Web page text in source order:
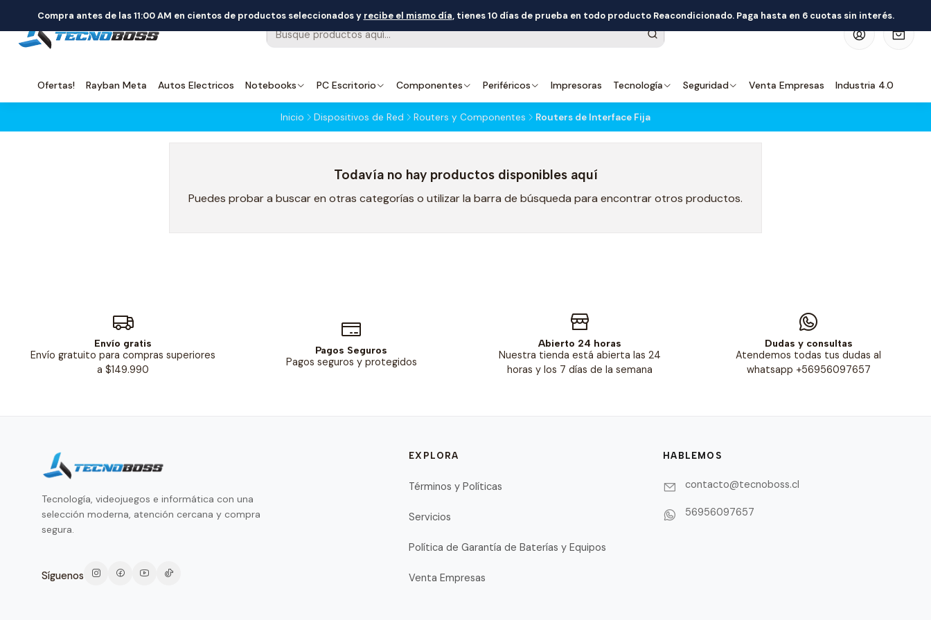
Ofertas! Rayban Meta Autos Electricos Notebooks PC Escritorio Componentes Periféricos Impresoras Tecnología Seguridad Venta Empresas Industria 4.0
Compra antes de las 11:00 AM en cientos de productos seleccionados y recibe el mismo día, tienes 10 días de prueba en todo producto Reacondicionado. Paga hasta en 6 cuotas sin interés.
Inicio Dispositivos de Red Routers y Componentes Routers de Interface Fija
Todavía no hay productos disponibles aquí
Puedes probar a buscar en otras categorías o utilizar la barra de búsqueda para encontrar otros productos.
Envío gratis
Envío gratuito para compras superiores
a $149.990
Pagos Seguros
Pagos seguros y protegidos
Abierto 24 horas
Nuestra tienda está abierta las 24
horas y los 7 días de la semana
Dudas y consultas
Atendemos todas tus dudas al
whatsapp +56956097657
Tecnología, videojuegos e informática con una
selección moderna, atención cercana y compra
segura.
Síguenos
EXPLORA
Términos y Políticas
Servicios
Política de Garantía de Baterías y Equipos
Venta Empresas
HABLEMOS
contacto@tecnoboss.cl
56956097657